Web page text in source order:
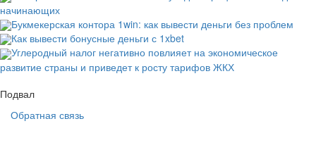
начинающих
Букмекерская контора 1win: как вывести деньги без проблем
Как вывести бонусные деньги с 1xbet
Углеродный налог негативно повлияет на экономическое
развитие страны и приведет к росту тарифов ЖКХ
Подвал
Обратная связь